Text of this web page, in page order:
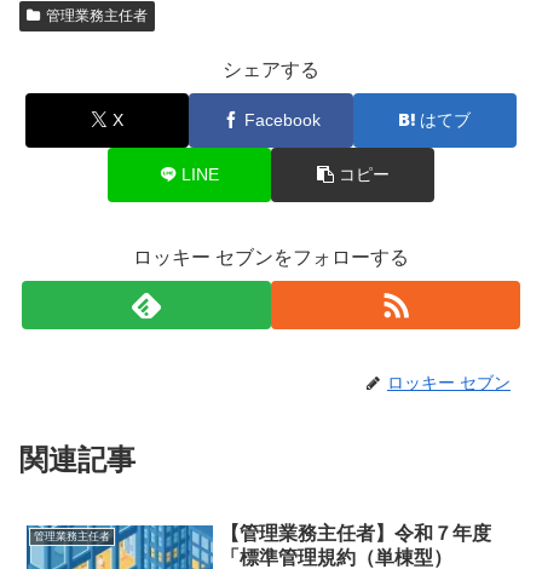
管理業務主任者
シェアする
X Facebook はてブ
LINE コピー
ロッキー セブンをフォローする
ロッキー セブン
関連記事
管理業務主任者
【管理業務主任者】令和７年度
「標準管理規約（単棟型）